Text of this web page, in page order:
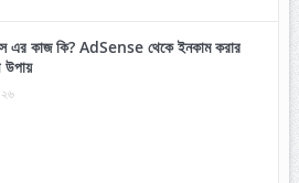
এর কাজ কি? AdSense থেকে ইনকাম করার
উপায়